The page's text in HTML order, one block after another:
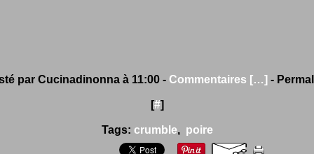
par Cucinadinonna à 11:00 - Commentaires […] -
[#]
Tags: crumble, poire